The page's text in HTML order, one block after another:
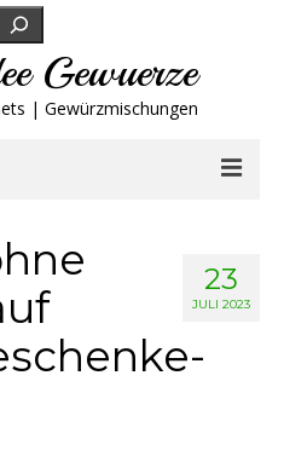
Gewuerze
| Gewürzmischungen
23
JULI 2023